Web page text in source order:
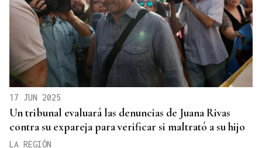
17 JUN 2025
Un tribunal evaluará las denuncias de Juana Rivas
contra su expareja para verificar si maltrató a su hijo
LA REGIÓN